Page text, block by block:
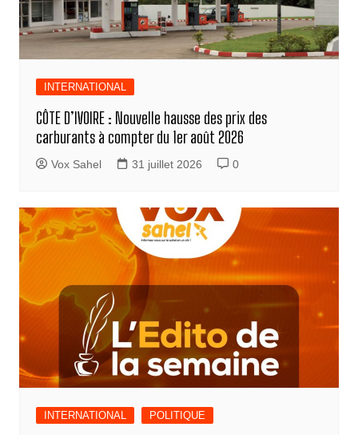
INTERNATIONAL
CÔTE D’IVOIRE : Nouvelle hausse des prix des
carburants à compter du 1er août 2026
Vox Sahel 31 juillet 2026 0
INTERNATIONAL POLITIQUE